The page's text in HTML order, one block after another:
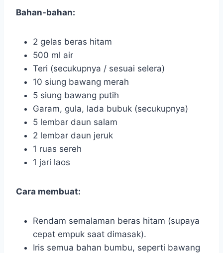
Bahan-bahan:
2 gelas beras hitam
500 ml air
Teri (secukupnya / sesuai selera)
10 siung bawang merah
5 siung bawang putih
Garam, gula, lada bubuk (secukupnya)
5 lembar daun salam
2 lembar daun jeruk
1 ruas sereh
1 jari laos
Cara membuat:
Rendam semalaman beras hitam (supaya
cepat empuk saat dimasak).
Iris semua bahan bumbu, seperti bawang